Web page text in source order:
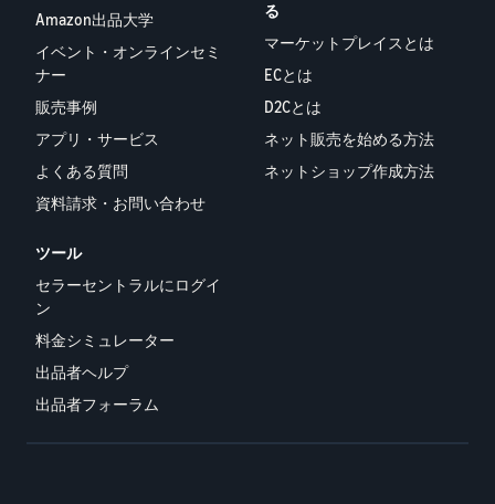
Amazon出品大学
イベント・オンラインセミ
ナー
販売事例
アプリ・サービス
よくある質問
資料請求・お問い合わせ
る
マーケットプレイスとは
ECとは
D2Cとは
ネット販売を始める方法
ネットショップ作成方法
ツール
セラーセントラルにログイ
ン
料金シミュレーター
出品者ヘルプ
出品者フォーラム